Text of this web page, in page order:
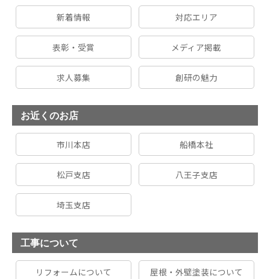
新着情報 対応エリア
表彰・受賞 メディア掲載
求人募集 創研の魅力
お近くのお店
市川本店 船橋本社
松戸支店 八王子支店
埼玉支店
工事について
リフォームについて 屋根・外壁塗装について